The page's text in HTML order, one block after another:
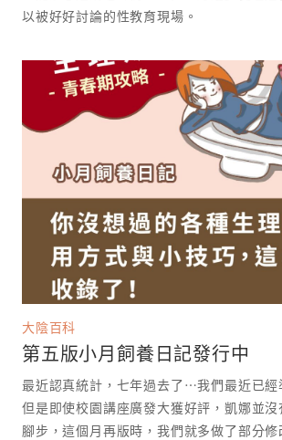
大陰百科
第五版小月飼養日記發行中
最近認真統計，七年過去了⋯我們最近已經
但是即使校園講座廣發大獲好評，凱娜並
腳步，這個月再版時，我們就多做了部分修